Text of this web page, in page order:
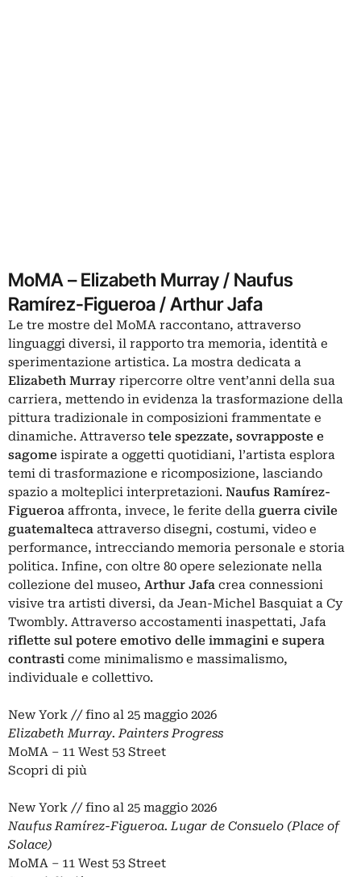
MoMA – Elizabeth Murray / Naufus
Ramírez-Figueroa / Arthur Jafa
Le tre mostre del MoMA raccontano, attraverso
linguaggi diversi, il rapporto tra memoria, identità e
sperimentazione artistica. La mostra dedicata a
Elizabeth Murray ripercorre oltre vent’anni della sua
carriera, mettendo in evidenza la trasformazione della
pittura tradizionale in composizioni frammentate e
dinamiche. Attraverso tele spezzate, sovrapposte e
sagome ispirate a oggetti quotidiani, l’artista esplora
temi di trasformazione e ricomposizione, lasciando
spazio a molteplici interpretazioni. Naufus Ramírez-
Figueroa affronta, invece, le ferite della guerra civile
guatemalteca attraverso disegni, costumi, video e
performance, intrecciando memoria personale e storia
politica. Infine, con oltre 80 opere selezionate nella
collezione del museo, Arthur Jafa crea connessioni
visive tra artisti diversi, da Jean-Michel Basquiat a Cy
Twombly. Attraverso accostamenti inaspettati, Jafa
riflette sul potere emotivo delle immagini e supera
contrasti come minimalismo e massimalismo,
individuale e collettivo.
New York // fino al 25 maggio 2026
Elizabeth Murray. Painters Progress
MoMA – 11 West 53 Street
Scopri di più
New York // fino al 25 maggio 2026
Naufus Ramírez-Figueroa. Lugar de Consuelo (Place of
Solace)
MoMA – 11 West 53 Street